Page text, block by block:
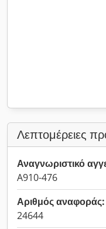
Λεπτομέρειες
Αναγνωριστικό
A910-476
Αριθμός αναφοράς:
24644